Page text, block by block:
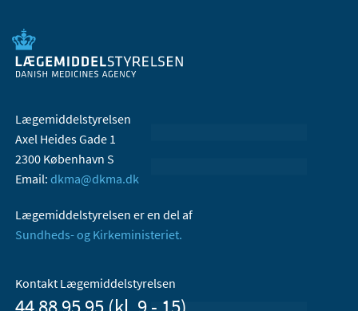
Lægemiddelstyrelsen
Axel Heides Gade 1
2300 København S
Email: dkma@dkma.dk
Lægemiddelstyrelsen er en del af
Sundheds- og Kirkeministeriet.
Kontakt Lægemiddelstyrelsen